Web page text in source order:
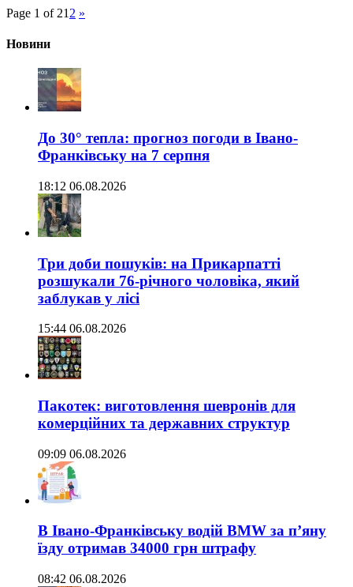
Page 1 of 21 2 »
Новини
До 30° тепла: прогноз погоди в Івано-
Франківську на 7 серпня
18:12 06.08.2026
Три доби пошуків: на Прикарпатті
розшукали 76-річного чоловіка, який
заблукав у лісі
15:44 06.08.2026
Пакотек: виготовлення шевронів для
комерційних та державних структур
09:09 06.08.2026
В Івано-Франківську водій BMW за п’яну
їзду отримав 34000 грн штрафу
08:42 06.08.2026